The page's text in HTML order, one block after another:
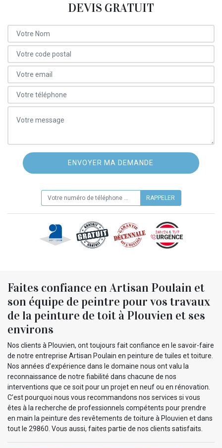
DEVIS GRATUIT
Faites confiance en Artisan Poulain et
son équipe de peintre pour vos travaux
de la peinture de toit à Plouvien et ses
environs
Nos clients à Plouvien, ont toujours fait confiance en le savoir-faire
de notre entreprise Artisan Poulain en peinture de tuiles et toiture.
Nos années d’expérience dans le domaine nous ont valu la
reconnaissance de notre fiabilité dans chacune de nos
interventions que ce soit pour un projet en neuf ou en rénovation.
C’est pourquoi nous vous recommandons nos services si vous
êtes à la recherche de professionnels compétents pour prendre
en main la peinture des revêtements de toiture à Plouvien et dans
tout le 29860. Vous aussi, faites partie de nos clients satisfaits.